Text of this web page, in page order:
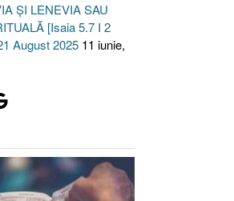
ȘI LENEVIA SAU
[Isaia 5.7 I 2
August 2025 11 iunie,